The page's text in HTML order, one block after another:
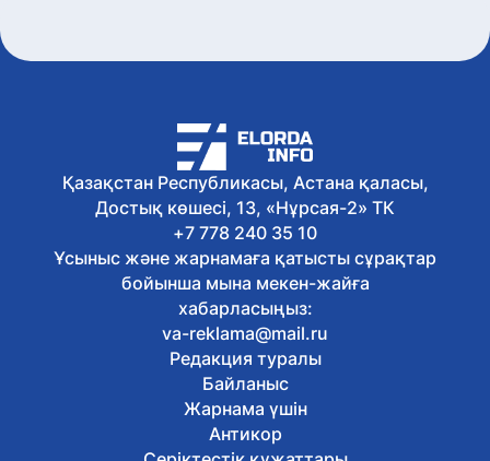
Қазақстан Республикасы, Астана қаласы,
Достық көшесі, 13, «Нұрсая-2» ТК
+7 778 240 35 10
Ұсыныс және жарнамаға қатысты сұрақтар
бойынша мына мекен-жайға
хабарласыңыз:
va-reklama@mail.ru
Редакция туралы
Байланыс
Жарнама үшін
Антикор